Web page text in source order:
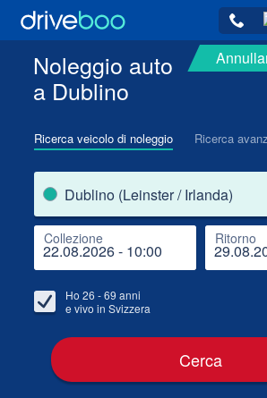
Noleggio auto
a Dublino
Ricerca veicolo di noleggio Ricerca
Dublino (Leinster / Irlanda)
Collezione Ritorno
Ho 26 - 69 anni
e vivo in Svizzera
Cerca